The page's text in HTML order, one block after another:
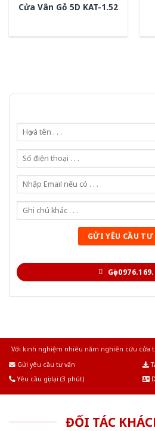
Cửa Vân Gỗ 5D KAT-1.52
Gọi
Với kinh nghiệm nhiêu năm nghiên cứu cửa
Gửi yêu cầu tư vấn
Yêu cầu gọi lại (3 phút)
ĐỐI TÁC